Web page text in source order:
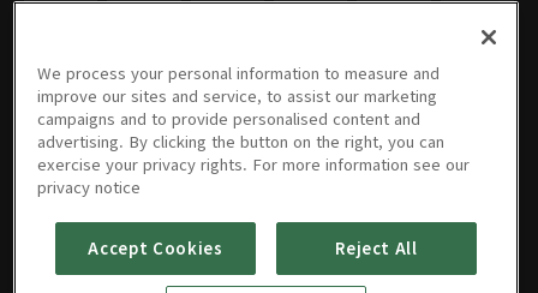
19회
10/08/2020 • 13분
20회 21회 22회 23회 24회
We process your personal information to measure and
improve our sites and service, to assist our marketing
campaigns and to provide personalised content and
advertising. By clicking the button on the right, you can
exercise your privacy rights. For more information see our
privacy notice
Accept Cookies Reject All